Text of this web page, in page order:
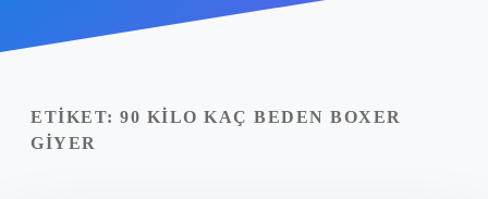
Yasal Uyarı
ETIKET: 90 KILO KAÇ BEDEN BOXER
GIYER